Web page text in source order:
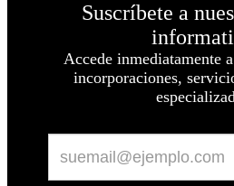
Suscríbete a
Accede inmediatamente
incorporaciones,